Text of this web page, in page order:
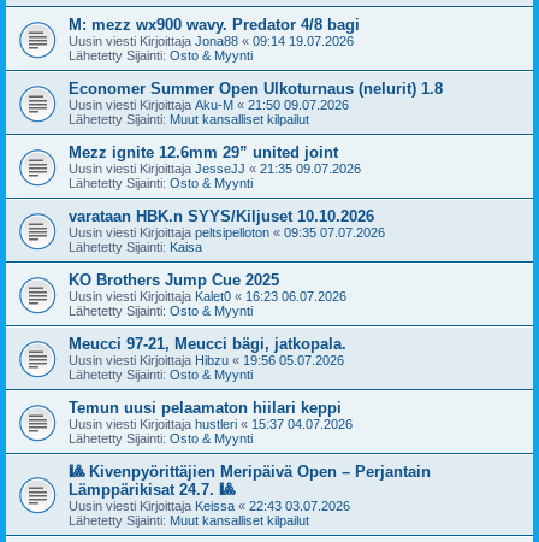
M: mezz wx900 wavy. Predator 4/8 bagi
Uusin viesti Kirjoittaja Jona88 « 09:14 19.07.2026
Lähetetty Sijainti: Osto & Myynti
Economer Summer Open Ulkoturnaus (nelurit) 1.8
Uusin viesti Kirjoittaja Aku-M « 21:50 09.07.2026
Lähetetty Sijainti: Muut kansalliset kilpailut
Mezz ignite 12.6mm 29” united joint
Uusin viesti Kirjoittaja JesseJJ « 21:35 09.07.2026
Lähetetty Sijainti: Osto & Myynti
varataan HBK.n SYYS/Kiljuset 10.10.2026
Uusin viesti Kirjoittaja peltsipelloton « 09:35 07.07.2026
Lähetetty Sijainti: Kaisa
KO Brothers Jump Cue 2025
Uusin viesti Kirjoittaja Kalet0 « 16:23 06.07.2026
Lähetetty Sijainti: Osto & Myynti
Meucci 97-21, Meucci bägi, jatkopala.
Uusin viesti Kirjoittaja Hibzu « 19:56 05.07.2026
Lähetetty Sijainti: Osto & Myynti
Temun uusi pelaamaton hiilari keppi
Uusin viesti Kirjoittaja hustleri « 15:37 04.07.2026
Lähetetty Sijainti: Osto & Myynti
🎱 Kivenpyörittäjien Meripäivä Open – Perjantain
Lämppärikisat 24.7. 🎱
Uusin viesti Kirjoittaja Keissa « 22:43 03.07.2026
Lähetetty Sijainti: Muut kansalliset kilpailut